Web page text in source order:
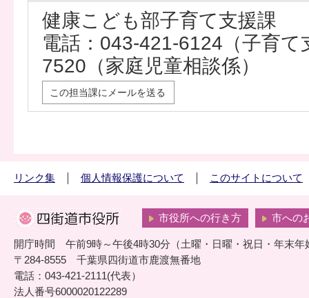
健康こども部子育て支援課
電話：043-421-6124（子育
7520（家庭児童相談係）
この担当課にメールを送る
リンク集 個人情報保護について このサイトについて
市役所への行き方 市への
開庁時間 午前9時～午後4時30分（土曜・日曜・祝日・年末年
〒284-8555 千葉県四街道市鹿渡無番地
電話：043-421-2111(代表）
法人番号6000020122289